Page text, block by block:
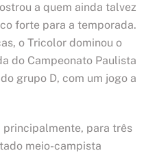
a quem ainda talvez
forte para a temporada.
o Tricolor dominou o
do Campeonato Paulista
grupo D, com um jogo a
para três
meio-campista